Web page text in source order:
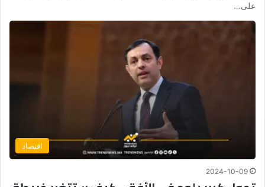
على…
اقتصاد
2024-10-09